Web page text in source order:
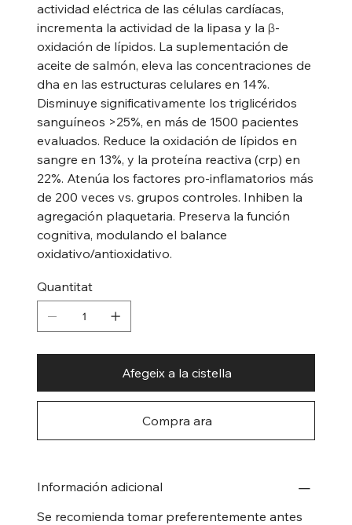
actividad eléctrica de las células cardíacas,
incrementa la actividad de la lipasa y la β-
oxidación de lípidos. La suplementación de
aceite de salmón, eleva las concentraciones de
dha en las estructuras celulares en 14%.
Disminuye significativamente los triglicéridos
sanguíneos >25%, en más de 1500 pacientes
evaluados. Reduce la oxidación de lípidos en
sangre en 13%, y la proteína reactiva (crp) en
22%. Atenúa los factores pro-inflamatorios más
de 200 veces vs. grupos controles. Inhiben la
agregación plaquetaria. Preserva la función
cognitiva, modulando el balance
oxidativo/antioxidativo.
Quantitat
Afegeix a la cistella
Compra ara
Información adicional
Se recomienda tomar preferentemente antes